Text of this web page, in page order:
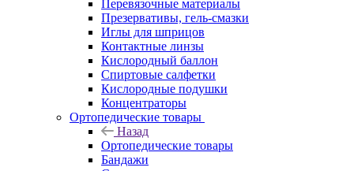
Перевязочные материалы
Презервативы, гель-смазки
Иглы для шприцов
Контактные линзы
Кислородный баллон
Спиртовые салфетки
Кислородные подушки
Концентраторы
Ортопедические товары
Назад
Ортопедические товары
Бандажи